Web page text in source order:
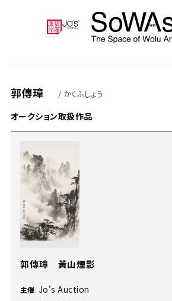
郭傳璋 / かくふしょう
オークション取扱作品
郭傳璋 黃山煙影
主催 Jo's Auction